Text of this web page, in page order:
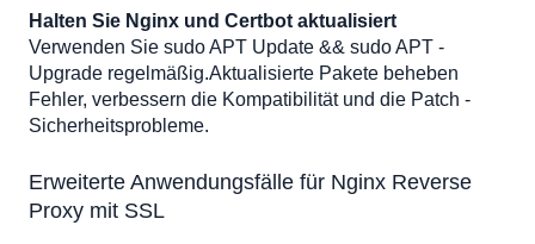
Halten Sie Nginx und Certbot aktualisiert
Verwenden Sie sudo APT Update && sudo APT -
Upgrade regelmäßig.Aktualisierte Pakete beheben
Fehler, verbessern die Kompatibilität und die Patch -
Sicherheitsprobleme.
Erweiterte Anwendungsfälle für Nginx Reverse
Proxy mit SSL